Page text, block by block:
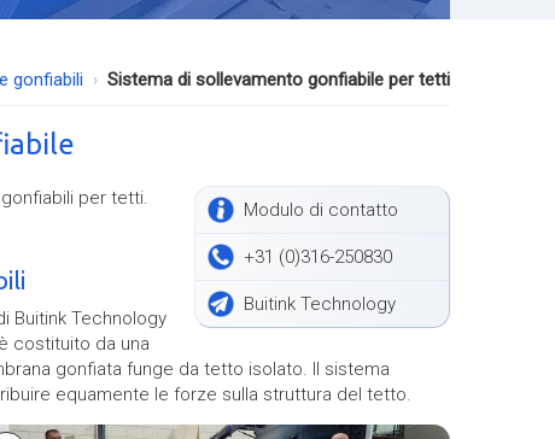
gonfiabili Sistema di sollevamento gonfiabile per tetti
Modulo di contatto
+31 (0)316-250830
Buitink Technology
per tetti.
Buitink Technology
costituito da una
gonfiata funge da tetto isolato. Il sistema
equamente le forze sulla struttura del tetto.